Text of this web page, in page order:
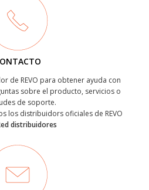
de REVO para obtener ayuda con
sobre el producto, servicios o
de soporte.
los distribuidors oficiales de REVO
distribuidores